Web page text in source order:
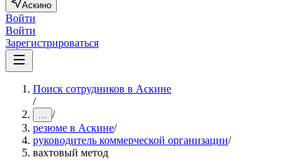
Аскино
Войти
Войти
Зарегистрироваться
Поиск сотрудников в Аскине
/
... /
резюме в Аскине/
руководитель коммерческой организации/
вахтовый метод